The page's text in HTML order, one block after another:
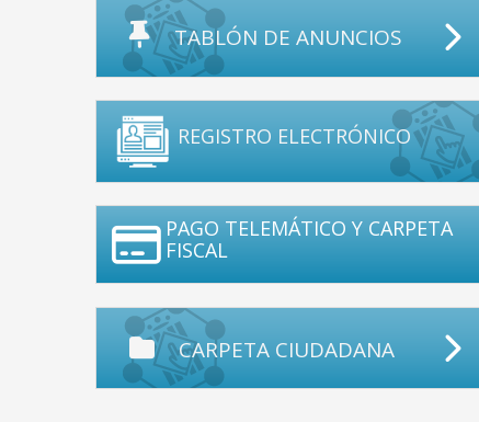
TABLÓN DE ANUNCIOS
REGISTRO ELECTRÓNICO
PAGO TELEMÁTICO Y CARPETA
FISCAL
CARPETA CIUDADANA